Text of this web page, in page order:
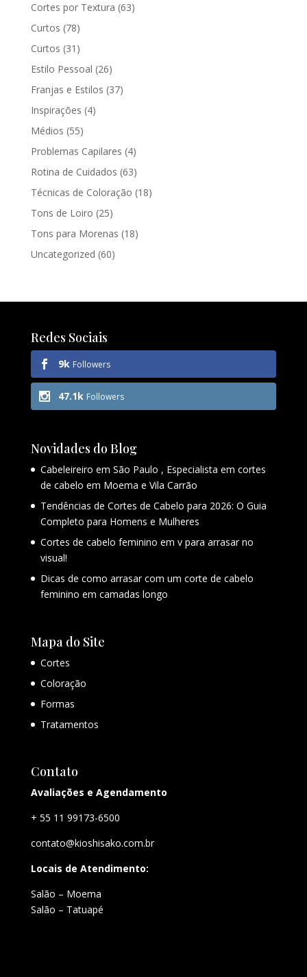
Cortes por Textura (63)
Curtos (78)
Curtos (31)
Estilo Pessoal (26)
Franjas e Estilos (37)
Inspirações (4)
Médios (55)
Problemas Capilares (4)
Rotina de Cuidados (63)
Técnicas de Coloração (18)
Tons de Loiro (25)
Tons para Morenas (18)
Uncategorized (60)
Redes Sociais
9k Followers
47.1k Followers
Novidades do Blog
Cabeleireiro em São Paulo , Especialista em cortes
de cabelo em Moema e Vila Carrão
Tendências de Cortes de Cabelo para 2026: O Guia
Completo para Homens e Mulheres
Cortes de cabelo feminino em v para arrasar no
visual!
Dicas de como arrasar com um corte de cabelo
feminino em camadas longo
Mapa do Site
Cortes
Coloração
Formas
Tratamentos
Contato
Avaliações e Agendamento
+ 55 11 99173-6500
contato@kioshisako.com.br
Locais de Atendimento:
Salão – Moema
Salão – Tatuapé